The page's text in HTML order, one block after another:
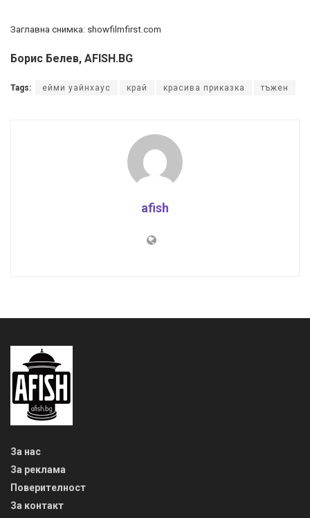
Заглавна снимка: showfilmfirst.com
Борис Белев, AFISH.BG
Tags: ейми уайнхаус край красива приказка тъжен
afish
За нас
За реклама
Поверителност
За контакт